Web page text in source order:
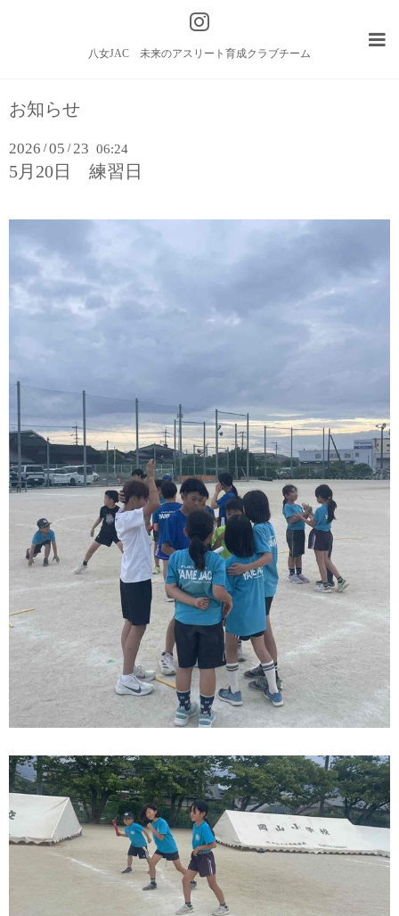
八女JAC 未来のアスリート育成クラブチーム
お知らせ
2026 /05 /23 06:24
5月20日 練習日